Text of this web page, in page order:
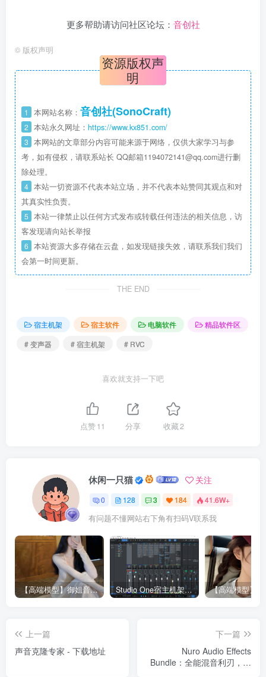
更多帮助请访问社区论坛： 音创社
© 版权声明
资源版权声
明
1 本网站名称： 音创社(SonoCraft)
2 本站永久网址： https://www.kx851.com/
3 本网站的文章部分内容可能来源于网络，仅供大家学习与参
考，如有侵权，请联系站长 QQ邮箱1194072141@qq.com进行删
除处理。
4 本站一切资源不代表本站立场，并不代表本站赞同其观点和对
其真实性负责。
5 本站一律禁止以任何方式发布或转载任何违法的相关信息，访
客发现请向站长举报
6 本站资源大多存储在云盘，如发现链接失效，请联系我们我们
会第一时间更新。
THE END
宿主机架 宿主软件 电脑软件
精品软件区
# 变声器
# 宿主机架 # RVC
喜欢就支持一下吧
点赞11 分享 收藏2
休闲一只猫 关注
0 128 3 184 41.6W+
有问题不懂网站右下角有扫码V联系我
【高端模型】御姐音RVC模型 多个精品模型合并 支持唱歌 Studio One宿主机架精调效果-已设置RVC接入接口（包含插件包）
上一篇
声音克隆专家 - 下载地址
下一篇
Nuro Audio Effects
Bundle：全能混音利刃，一